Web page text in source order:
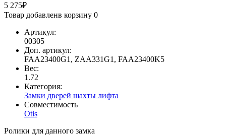
5 275₽
Товар добавленв корзину 0
Артикул:
00305
Доп. артикул:
FAA23400G1, ZAA331G1, FAA23400K5
Вес:
1.72
Категория:
Замки дверей шахты лифта
Совместимость
Otis
Ролики для данного замка